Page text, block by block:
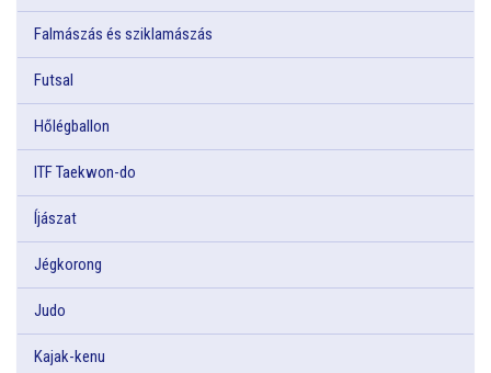
Falmászás és sziklamászás
Futsal
Hőlégballon
ITF Taekwon-do
Íjászat
Jégkorong
Judo
Kajak-kenu